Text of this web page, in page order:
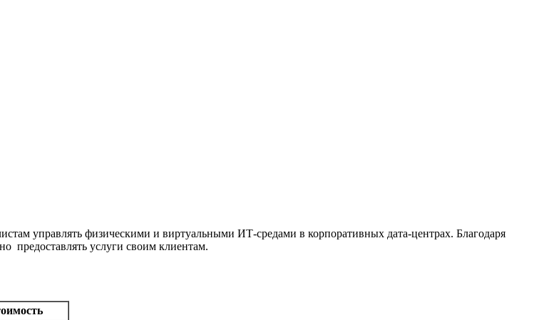
управлять физическими и виртуальными ИТ-средами в корпоративных дата-центрах. Благодаря
предоставлять услуги своим клиентам.